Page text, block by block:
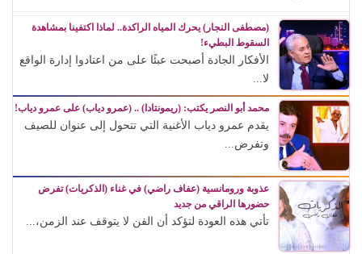
(مصطفى النجار) يحرك المياه الراكدة.. لماذا اكتفينا بمشاهدة
السقوط البطيء!
الأفكار الجادة أصبحت عبئًا على من اعتادوا إدارة الواقع
لا...
محمد أبو النصر يكتب: (ريمونتادا) .. (عمرو دياب) على عمرو دياب!
يقدم عمرو دياب الأغنية التي تتحول إلى عنوان للصيف
وتفرض...
عذوبة ورومانسية (عفاف راضي) في غناء (الذكريات) تفرض
حضورها الراقي من جديد
تأتي هذه العودة لتؤكد أن الفن لا يتوقف عند الزمن،...